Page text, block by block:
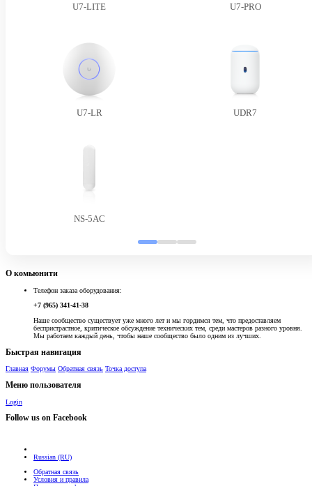
U7-LITE U7-PRO
U7-LR UDR7
NS-5AC
О комьюнити
Телефон заказа оборудования:
+7 (965) 341-41-38
Наше сообщество существует уже много лет и мы гордимся тем, что предоставляем
беспристрастное, критическое обсуждение технических тем, среди мастеров разного уровня.
Мы работаем каждый день, чтобы наше сообщество было одним из лучших.
Быстрая навигация
Главная Форумы Обратная связь Точка доступа
Меню пользователя
Login
Follow us on Facebook
Russian (RU)
Обратная связь
Условия и правила